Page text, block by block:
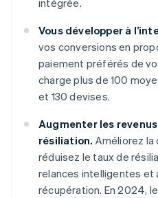
intégrée.
Vous développer à
vos conversions en
paiement préférés de
charge plus de 100
et 130 devises.
Augmenter les
résiliation. Améliorez
réduisez le taux de
relances intelligentes et
récupération. En 2024,